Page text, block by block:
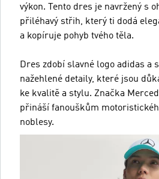
výkon. Tento dres je navržený s
přiléhavý střih, který ti dodá
a kopíruje pohyb tvého těla.
Dres zdobí slavné logo adidas a
nažehlené detaily, které jsou
ke kvalitě a stylu. Značka
přináší fanouškům
noblesy.